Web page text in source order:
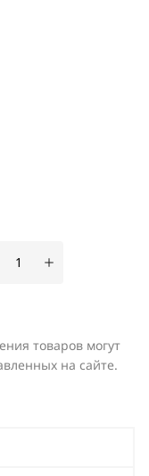
товаров могут
на сайте.